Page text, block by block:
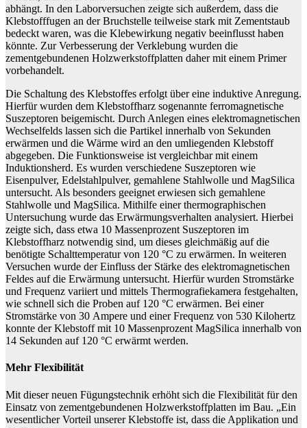
abhängt. In den Laborversuchen zeigte sich außerdem, dass die
Klebstofffugen an der Bruchstelle teilweise stark mit Zementstaub
bedeckt waren, was die Klebewirkung negativ beeinflusst haben
könnte. Zur Verbesserung der Verklebung wurden die
zementgebundenen Holzwerkstoffplatten daher mit einem Primer
vorbehandelt.
Die Schaltung des Klebstoffes erfolgt über eine induktive Anregung.
Hierfür wurden dem Klebstoffharz sogenannte ferromagnetische
Suszeptoren beigemischt. Durch Anlegen eines elektromagnetischen
Wechselfelds lassen sich die Partikel innerhalb von Sekunden
erwärmen und die Wärme wird an den umliegenden Klebstoff
abgegeben. Die Funktionsweise ist vergleichbar mit einem
Induktionsherd. Es wurden verschiedene Suszeptoren wie
Eisenpulver, Edelstahlpulver, gemahlene Stahlwolle und MagSilica
untersucht. Als besonders geeignet erwiesen sich gemahlene
Stahlwolle und MagSilica. Mithilfe einer thermographischen
Untersuchung wurde das Erwärmungsverhalten analysiert. Hierbei
zeigte sich, dass etwa 10 Massenprozent Suszeptoren im
Klebstoffharz notwendig sind, um dieses gleichmäßig auf die
benötigte Schalttemperatur von 120 °C zu erwärmen. In weiteren
Versuchen wurde der Einfluss der Stärke des elektromagnetischen
Feldes auf die Erwärmung untersucht. Hierfür wurden Stromstärke
und Frequenz variiert und mittels Thermografiekamera festgehalten,
wie schnell sich die Proben auf 120 °C erwärmen. Bei einer
Stromstärke von 30 Ampere und einer Frequenz von 530 Kilohertz
konnte der Klebstoff mit 10 Massenprozent MagSilica innerhalb von
14 Sekunden auf 120 °C erwärmt werden.
Mehr Flexibilität
Mit dieser neuen Fügungstechnik erhöht sich die Flexibilität für den
Einsatz von zementgebundenen Holzwerkstoffplatten im Bau. „Ein
wesentlicher Vorteil unserer Klebstoffe ist, dass die Applikation und